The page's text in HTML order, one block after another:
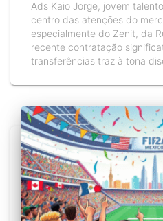
Ads Kaio Jorge, jovem
centro das atenções do
especialmente do Zenit, da
recente contratação
transferências traz à tona